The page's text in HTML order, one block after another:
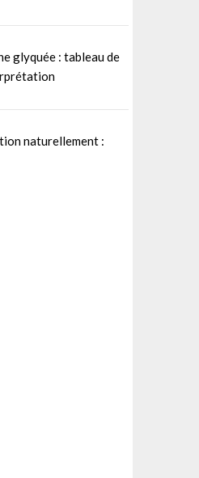
glyquée : tableau de
naturellement :